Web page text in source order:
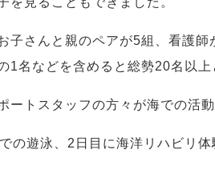
子さんと親のペアが5組、看護師
1名などを含めると総勢20名以上
ートスタッフの方々が海での活
の遊泳、2日目に海洋リハビリ